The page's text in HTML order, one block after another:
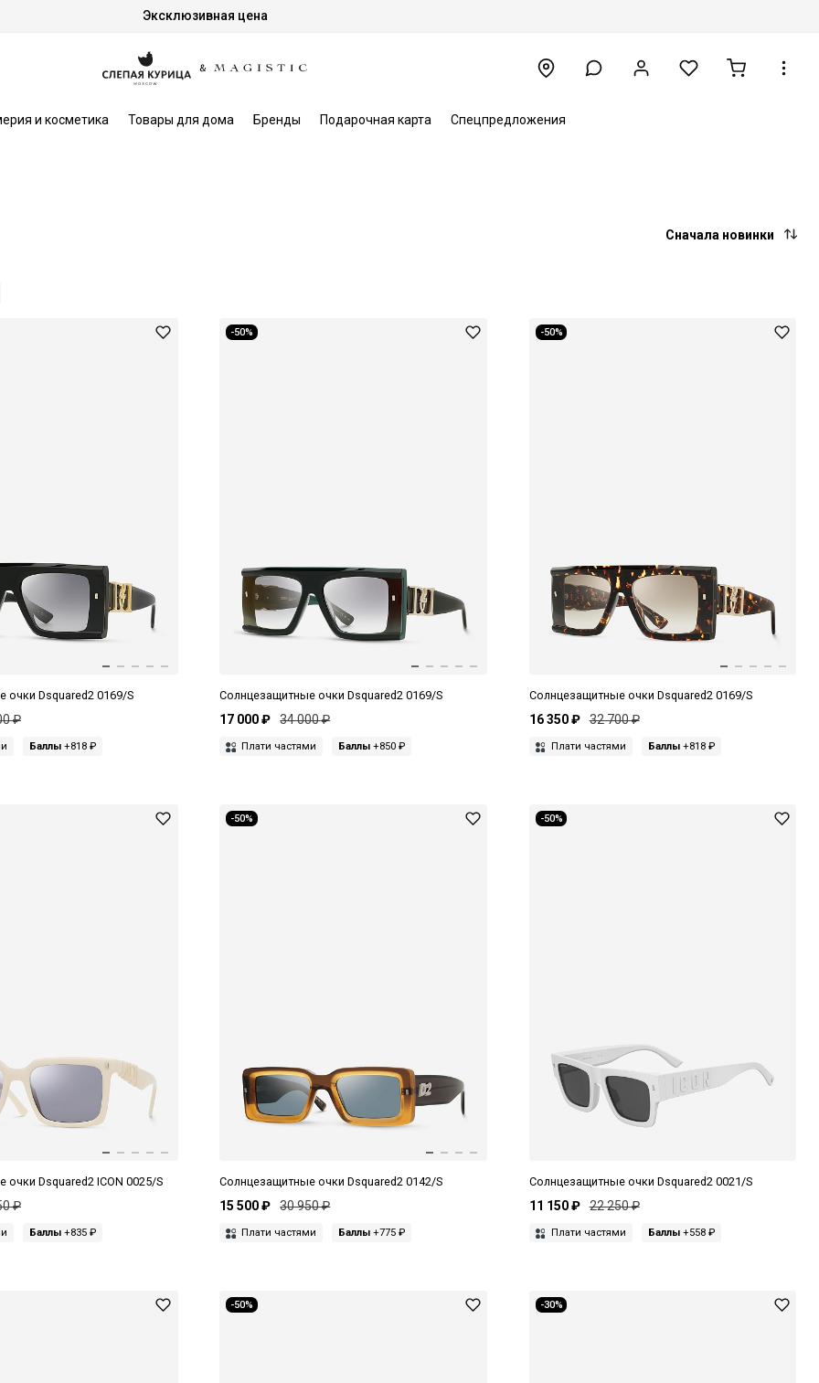
Эксклюзивная цена
и косметика Товары для дома Бренды Подарочная карта Спецпредложения
Сначала новинки
очки Dsquared2 0169/S
₽
Баллы +818 ₽
-50%
Солнцезащитные очки Dsquared2 0169/S
17 000 ₽ 34 000 ₽
Плати частями Баллы +850 ₽
-50%
Солнцезащитные очки Dsquared2 0169/S
16 350 ₽ 32 700 ₽
Плати частями Баллы+818 ₽
очки Dsquared2 ICON 0025/S
₽
Баллы +835 ₽
-50%
Солнцезащитные очки Dsquared2 0142/S
15 500 ₽ 30 950 ₽
Плати частями Баллы +775 ₽
-50%
Солнцезащитные очки Dsquared2 0021/S
11 150 ₽ 22 250 ₽
Плати частями Баллы+558 ₽
-50% -30%